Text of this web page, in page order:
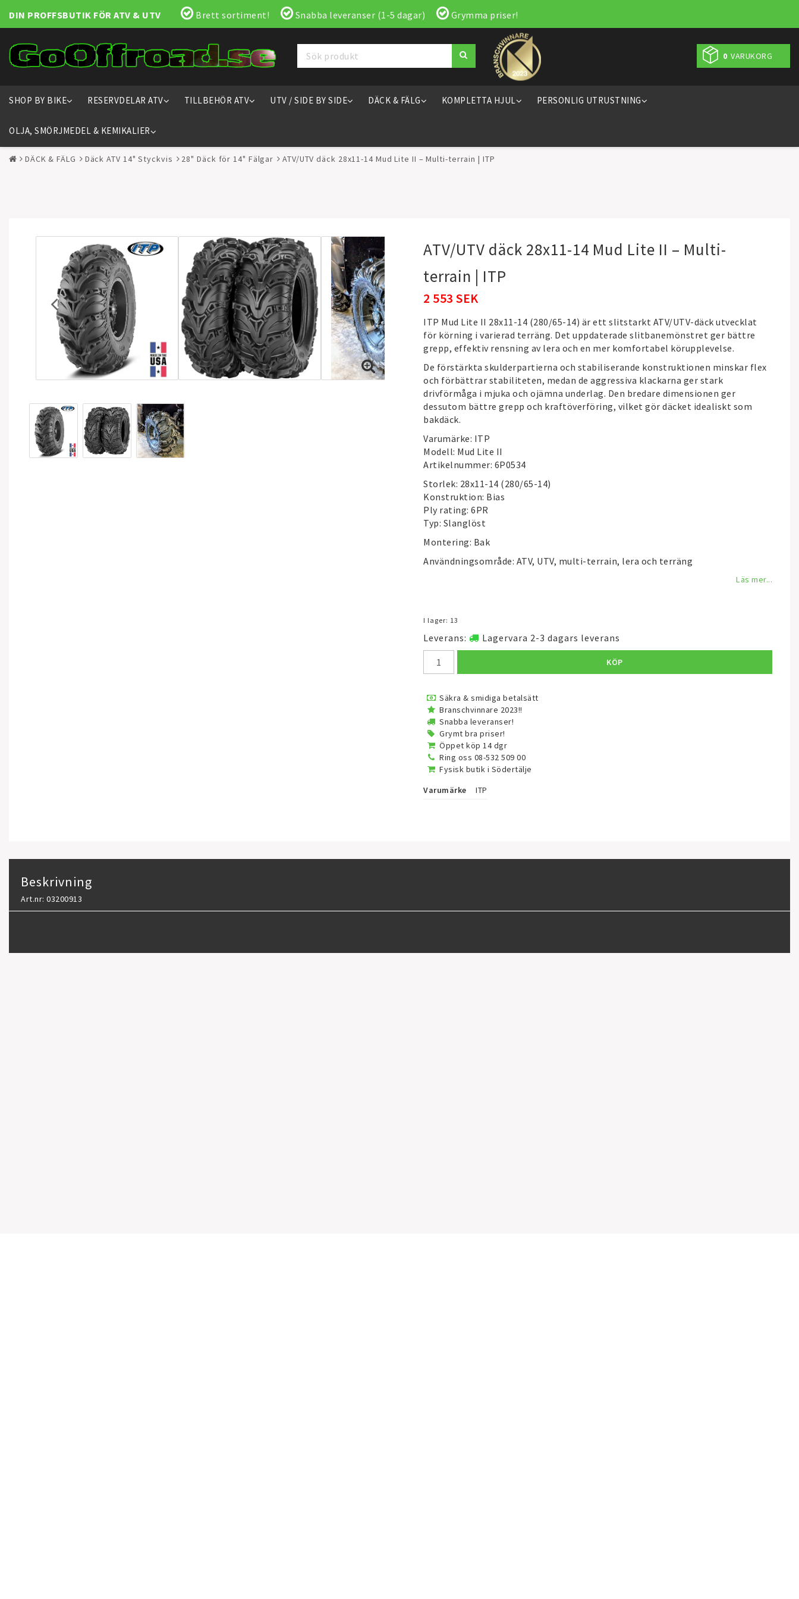
DIN PROFFSBUTIK FÖR ATV & UTV Brett sortiment! Snabba leveranser (1-5 dagar) Grymma priser!
0 VARUKORG
SHOP BY BIKE RESERVDELAR ATV TILLBEHÖR ATV UTV / SIDE BY SIDE DÄCK & FÄLG KOMPLETTA HJUL PERSONLIG UTRUSTNING
OLJA, SMÖRJMEDEL & KEMIKALIER
DÄCK & FÄLG Däck ATV 14" Styckvis 28" Däck för 14" Fälgar ATV/UTV däck 28x11-14 Mud Lite II – Multi-terrain | ITP
ATV/UTV däck 28x11-14 Mud Lite II – Multi-
terrain | ITP
2 553 SEK
ITP Mud Lite II 28x11-14 (280/65-14) är ett slitstarkt ATV/UTV-däck utvecklat
för körning i varierad terräng. Det uppdaterade slitbanemönstret ger bättre
grepp, effektiv rensning av lera och en mer komfortabel körupplevelse.
De förstärkta skulderpartierna och stabiliserande konstruktionen minskar flex
och förbättrar stabiliteten, medan de aggressiva klackarna ger stark
drivförmåga i mjuka och ojämna underlag. Den bredare dimensionen ger
dessutom bättre grepp och kraftöverföring, vilket gör däcket idealiskt som
bakdäck.
Varumärke: ITP
Modell: Mud Lite II
Artikelnummer: 6P0534
Storlek: 28x11-14 (280/65-14)
Konstruktion: Bias
Ply rating: 6PR
Typ: Slanglöst
Montering: Bak
Användningsområde: ATV, UTV, multi-terrain, lera och terräng
Läs mer...
I lager: 13
Leverans: Lagervara 2-3 dagars leverans
KÖP
Säkra & smidiga betalsätt
Branschvinnare 2023!!
Snabba leveranser!
Grymt bra priser!
Öppet köp 14 dgr
Ring oss 08-532 509 00
Fysisk butik i Södertälje
Varumärke
ITP
Beskrivning
Art.nr: 03200913